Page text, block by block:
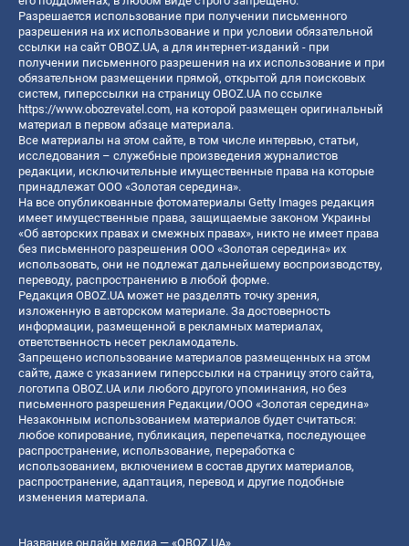
Разрешается использование при получении письменного
разрешения на их использование и при условии обязательной
ссылки на сайт OBOZ.UA, а для интернет-изданий - при
получении письменного разрешения на их использование и при
обязательном размещении прямой, открытой для поисковых
систем, гиперссылки на страницу OBOZ.UA по ссылке
https://www.obozrevatel.com, на которой размещен оригинальный
материал в первом абзаце материала.
Все материалы на этом сайте, в том числе интервью, статьи,
исследования – служебные произведения журналистов
редакции, исключительные имущественные права на которые
принадлежат ООО «Золотая середина».
На все опубликованные фотоматериалы Getty Images редакция
имеет имущественные права, защищаемые законом Украины
«Об авторских правах и смежных правах», никто не имеет права
без письменного разрешения ООО «Золотая середина» их
использовать, они не подлежат дальнейшему воспроизводству,
переводу, распространению в любой форме.
Редакция OBOZ.UA может не разделять точку зрения,
изложенную в авторском материале. За достоверность
информации, размещенной в рекламных материалах,
ответственность несет рекламодатель.
Запрещено использование материалов размещенных на этом
сайте, даже с указанием гиперссылки на страницу этого сайта,
логотипа OBOZ.UA или любого другого упоминания, но без
письменного разрешения Редакции/ООО «Золотая середина»
Незаконным использованием материалов будет считаться:
любое копирование, публикация, перепечатка, последующее
распространение, использование, переработка с
использованием, включением в состав других материалов,
распространение, адаптация, перевод и другие подобные
изменения материала.
Название онлайн медиа — «OBOZ.UA»